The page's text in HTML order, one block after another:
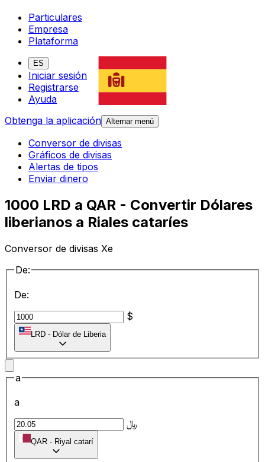
Particulares
Empresa
Plataforma
ES
Iniciar sesión
Registrarse
Ayuda
Obtenga la aplicación Alternar menú
Conversor de divisas
Gráficos de divisas
Alertas de tipos
Enviar dinero
1000 LRD a QAR - Convertir Dólares
liberianos a Riales cataríes
Conversor de divisas Xe
De:
De:
$
LRD - Dólar de Liberia
a
a
﷼
QAR - Riyal catarí